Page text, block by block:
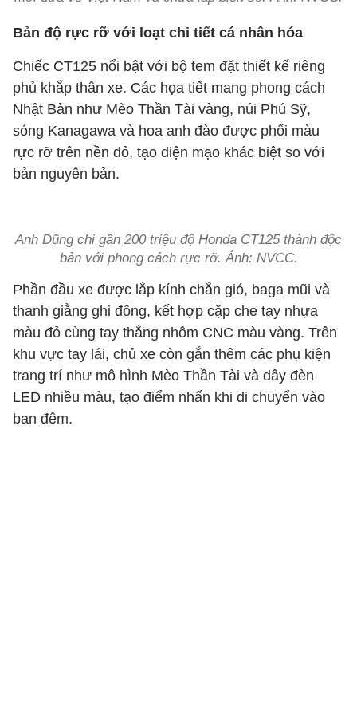
Bản độ rực rỡ với loạt chi tiết cá nhân hóa
Chiếc CT125 nổi bật với bộ tem đặt thiết kế riêng
phủ khắp thân xe. Các họa tiết mang phong cách
Nhật Bản như Mèo Thần Tài vàng, núi Phú Sỹ,
sóng Kanagawa và hoa anh đào được phối màu
rực rỡ trên nền đỏ, tạo diện mạo khác biệt so với
bản nguyên bản.
Anh Dũng chi gần 200 triệu độ Honda CT125 thành độc
bản với phong cách rực rỡ. Ảnh: NVCC.
Phần đầu xe được lắp kính chắn gió, baga mũi và
thanh giằng ghi đông, kết hợp cặp che tay nhựa
màu đỏ cùng tay thắng nhôm CNC màu vàng. Trên
khu vực tay lái, chủ xe còn gắn thêm các phụ kiện
trang trí như mô hình Mèo Thần Tài và dây đèn
LED nhiều màu, tạo điểm nhấn khi di chuyển vào
ban đêm.